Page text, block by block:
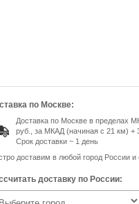
по Москве:
Доставка по Москве в пределах
руб., за МКАД (начиная с 21 км) +
Срок доставки ~ 1 день
доставим в любой город России и
доставку по России: